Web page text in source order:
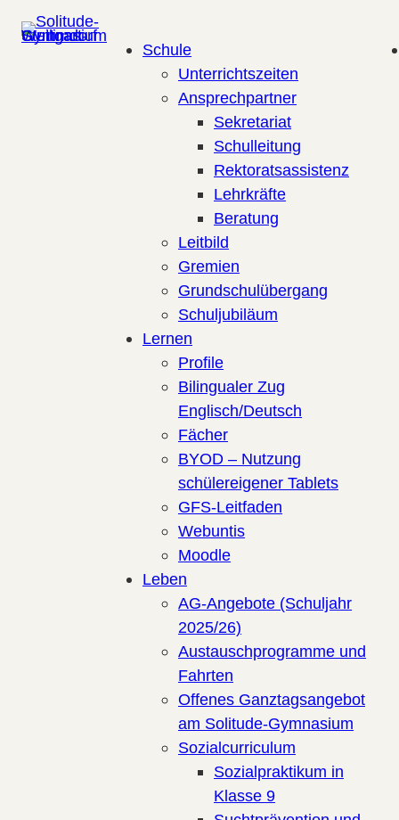
Zum
Inhalt
Schule
Unterrichtszeiten
Ansprechpartner
Sekretariat
Schulleitung
Rektoratsassistenz
Lehrkräfte
Beratung
Leitbild
Gremien
Grundschulübergang
Schuljubiläum
Lernen
Profile
Bilingualer Zug
Englisch/Deutsch
Fächer
BYOD – Nutzung
schülereigener Tablets
GFS-Leitfaden
Webuntis
Moodle
Leben
AG-Angebote (Schuljahr
2025/26)
Austauschprogramme und
Fahrten
Offenes Ganztagsangebot
am Solitude-Gymnasium
Sozialcurriculum
Sozialpraktikum in
Klasse 9